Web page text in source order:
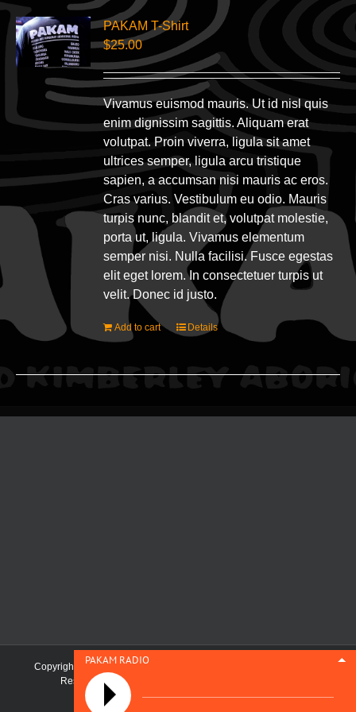
PAKAM T-Shirt
$25.00
Vivamus euismod mauris. Ut id nisl quis
enim dignissim sagittis. Aliquam erat
volutpat. Proin viverra, ligula sit amet
ultrices semper, ligula arcu tristique
sapien, a accumsan nisi mauris ac eros.
Cras varius. Vestibulum eu odio. Mauris
turpis nunc, blandit et, volutpat molestie,
porta ut, ligula. Vivamus elementum
semper nisi. Nulla facilisi. Fusce egestas
elit eget lorem. In consectetuer turpis ut
velit. Donec id justo.
Add to cart Details
Copyright 2019 Pilbara and Kimberley Aboriginal Media | All Rights
Reserved | Maintained by
PAKAM RADIO